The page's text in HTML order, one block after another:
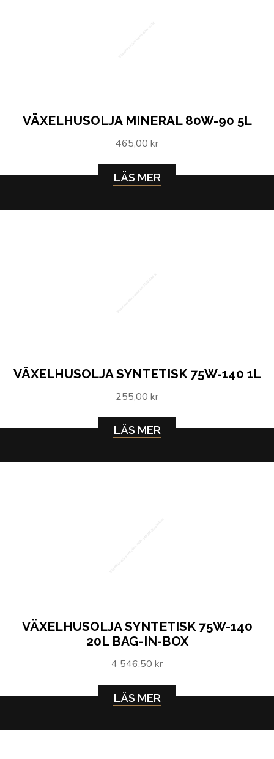
VÄXELHUSOLJA MINERAL 80W-90 5L
465,00 kr
LÄS MER
VÄXELHUSOLJA SYNTETISK 75W-140 1L
255,00 kr
LÄS MER
VÄXELHUSOLJA SYNTETISK 75W-140
20L BAG-IN-BOX
4 546,50 kr
LÄS MER